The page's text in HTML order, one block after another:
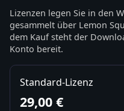
Lizenzen legen Sie in den
gesammelt über Lemon
dem Kauf steht der
Konto bereit.
Standard-Lizenz
29,00 €